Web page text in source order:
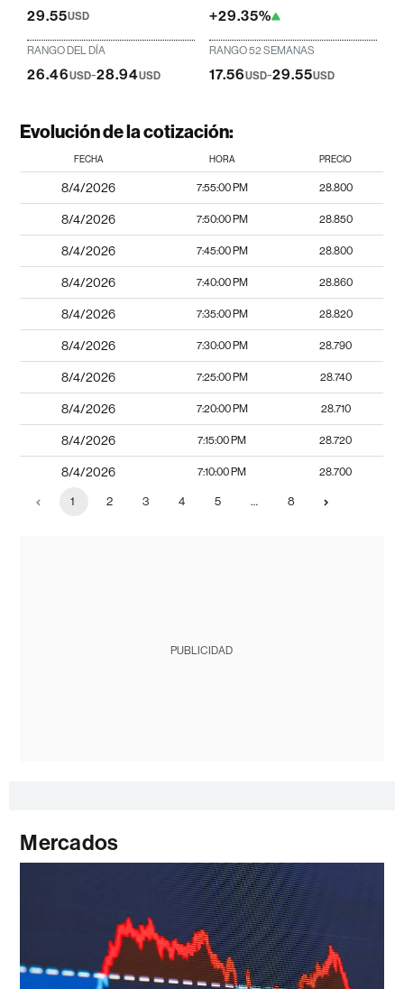
29.55USD +29.35%
RANGO DEL DÍA
26.46USD-28.94USD
RANGO 52 SEMANAS
17.56USD-29.55USD
Evolución de la cotización:
FECHA HORA PRECIO
8/4/2026 7:55:00 PM 28.800
8/4/2026 7:50:00 PM 28.850
8/4/2026 7:45:00 PM 28.800
8/4/2026 7:40:00 PM 28.860
8/4/2026 7:35:00 PM 28.820
8/4/2026 7:30:00 PM 28.790
8/4/2026 7:25:00 PM 28.740
8/4/2026 7:20:00 PM 28.710
8/4/2026 7:15:00 PM 28.720
8/4/2026 7:10:00 PM 28.700
1 2 3 4 5 … 8
PUBLICIDAD
Mercados